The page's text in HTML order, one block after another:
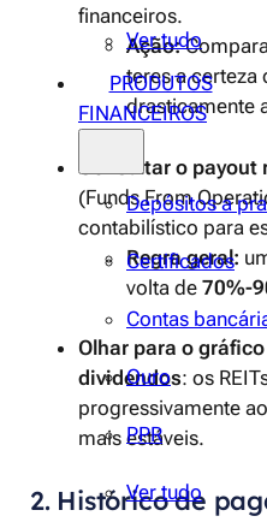
Ver tudo
PRODUTOS
FINANCEIROS
Depósitos a
Certificados
Contas
Ouro
PPR
Ver tudo
financeiros.
Ação:
teres a certeza
drasticamente
Consultar o payout
(Funds From
contabilístico para
Regra geral:
volta de 70%-
Olhar para o
dividendos: os
progressivamente
mais estáveis.
2. Histórico de